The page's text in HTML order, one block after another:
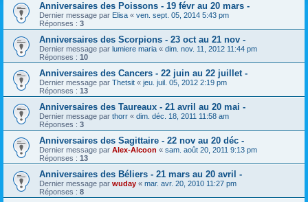
Anniversaires des Poissons - 19 févr au 20 mars -
Dernier message par Elisa « ven. sept. 05, 2014 5:43 pm
Réponses : 3
Anniversaires des Scorpions - 23 oct au 21 nov -
Dernier message par lumiere maria « dim. nov. 11, 2012 11:44 pm
Réponses : 10
Anniversaires des Cancers - 22 juin au 22 juillet -
Dernier message par Thetsit « jeu. juil. 05, 2012 2:19 pm
Réponses : 13
Anniversaires des Taureaux - 21 avril au 20 mai -
Dernier message par thorr « dim. déc. 18, 2011 11:58 am
Réponses : 3
Anniversaires des Sagittaire - 22 nov au 20 déc -
Dernier message par Alex-Alcoon « sam. août 20, 2011 9:13 pm
Réponses : 13
Anniversaires des Béliers - 21 mars au 20 avril -
Dernier message par wuday « mar. avr. 20, 2010 11:27 pm
Réponses : 8